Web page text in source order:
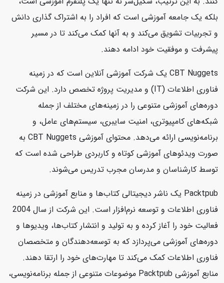
بلکه یک جامعه آموزشی است که افراد را به اشتراک گذاری دانش
و تجربیات تشویق می‌کند و به آنها کمک می‌کند تا در مسیر
پیشرفت و موفقیت خود ادامه دهند.
CBT Nuggets یک شرکت آموزشی آنلاین است که در زمینه
فناوری اطلاعات (IT) و مدیریت پروژه تخصص دارد. این شرکت
دوره‌های آموزشی متنوعی را در زمینه‌های مختلف از جمله
شبکه‌های کامپیوتری، امنیت سایبری، سیستم‌های عامل، و
برنامه‌نویسی ارائه می‌دهد. محتوای آموزشی CBT Nuggets به
صورت ویدئوهای آموزشی کوتاه و کاربردی طراحی شده است که
توسط کارشناسان و مدرسان مجرب تدریس می‌شوند.
Packtpub یک ناشر دیجیتالی کتاب‌ها و منابع آموزشی در زمینه
فناوری اطلاعات و توسعه نرم‌افزار است. این شرکت از سال 2004
فعالیت خود را آغاز کرده و به تولید و انتشار کتاب‌ها، ویدیوها و
دوره‌های آموزشی می‌پردازد که به توسعه‌دهندگان و متخصصان
فناوری اطلاعات کمک می‌کند تا مهارت‌های خود را ارتقا دهند.
منابع آموزشی Packtpub موضوعات متنوعی از جمله برنامه‌نویسی،